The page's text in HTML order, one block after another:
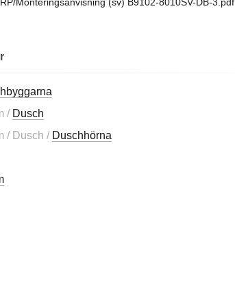
Monteringsanvisning (sv) B9102-8010SV-DB-3.pdf
/ Dusch
/ Dusch / Duschhörna